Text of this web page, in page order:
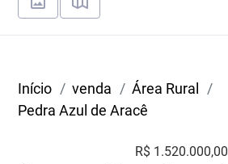
Início venda
Área Rural
Pedra Azul de Aracê
R$ 1.520.000,00